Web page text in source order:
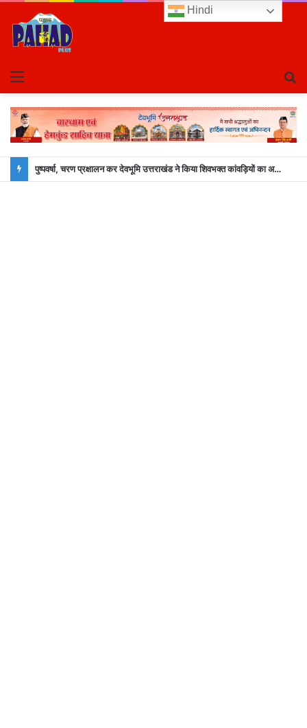
पुष्पवर्षा, चरण प्रक्षालन कर देवभूमि उत्तराखंड ने किया शिवभक्त कांवड़ियों का अभिनंदन, श्रद्धालुओं को CM धामी ने ख़ुद परोसा भोजन
Hindi